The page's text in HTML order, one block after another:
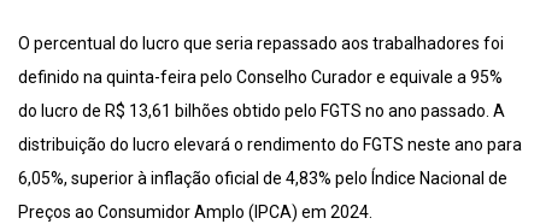
O percentual do lucro que seria repassado aos trabalhadores foi
definido na quinta-feira pelo Conselho Curador e equivale a 95%
do lucro de R$ 13,61 bilhões obtido pelo FGTS no ano passado. A
distribuição do lucro elevará o rendimento do FGTS neste ano para
6,05%, superior à inflação oficial de 4,83% pelo Índice Nacional de
Preços ao Consumidor Amplo (IPCA) em 2024.